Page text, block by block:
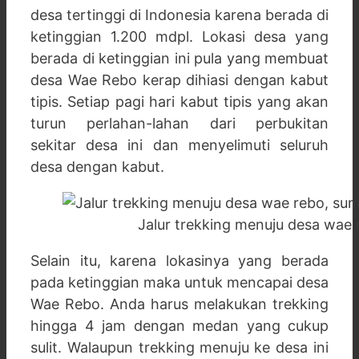
desa tertinggi di Indonesia karena berada di
ketinggian 1.200 mdpl. Lokasi desa yang
berada di ketinggian ini pula yang membuat
desa Wae Rebo kerap dihiasi dengan kabut
tipis. Setiap pagi hari kabut tipis yang akan
turun perlahan-lahan dari perbukitan
sekitar desa ini dan menyelimuti seluruh
desa dengan kabut.
Jalur trekking menuju desa wae
Selain itu, karena lokasinya yang berada
pada ketinggian maka untuk mencapai desa
Wae Rebo. Anda harus melakukan trekking
hingga 4 jam dengan medan yang cukup
sulit. Walaupun trekking menuju ke desa ini